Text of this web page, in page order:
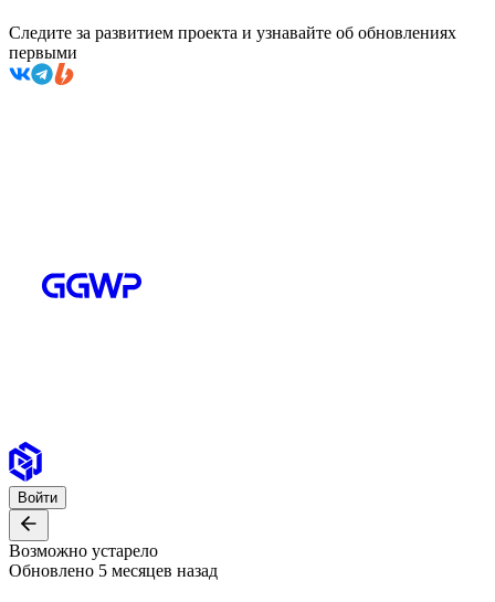
Следите за развитием проекта и узнавайте об обновлениях
первыми
Войти
Возможно устарело
Обновлено 5 месяцев назад